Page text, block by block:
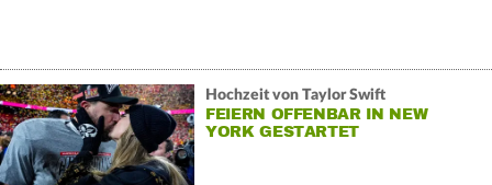
Hochzeit von Taylor Swift
FEIERN OFFENBAR IN NEW
YORK GESTARTET